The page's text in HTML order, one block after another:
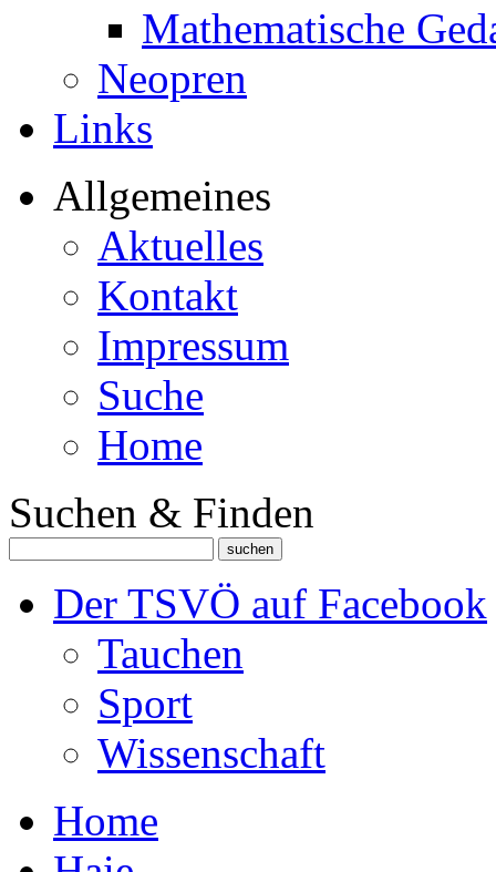
Mathematische
Neopren
Links
Allgemeines
Aktuelles
Kontakt
Impressum
Suche
Home
Suchen & Finden
Der TSVÖ auf Facebook
Tauchen
Sport
Wissenschaft
Home